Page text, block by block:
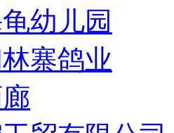
幼儿园
寨鸽业